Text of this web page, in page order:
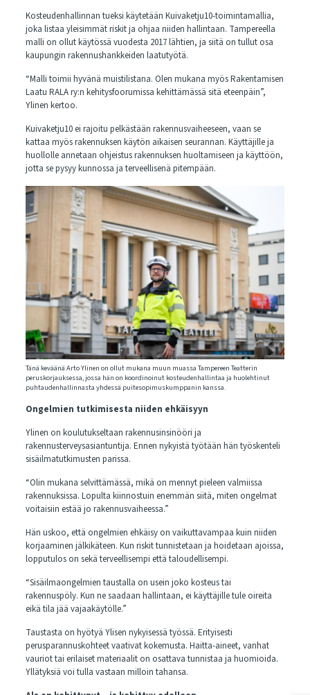
Kosteudenhallinnan tueksi käytetään Kuivaketju10-toimintamallia,
joka listaa yleisimmät riskit ja ohjaa niiden hallintaan. Tampereella
malli on ollut käytössä vuodesta 2017 lähtien, ja siitä on tullut osa
kaupungin rakennushankkeiden laatutyötä.
“Malli toimii hyvänä muistilistana. Olen mukana myös Rakentamisen
Laatu RALA ry:n kehitysfoorumissa kehittämässä sitä eteenpäin”,
Ylinen kertoo.
Kuivaketju10 ei rajoitu pelkästään rakennusvaiheeseen, vaan se
kattaa myös rakennuksen käytön aikaisen seurannan. Käyttäjille ja
huollolle annetaan ohjeistus rakennuksen huoltamiseen ja käyttöön,
jotta se pysyy kunnossa ja terveellisenä pitempään.
Tänä keväänä Arto Ylinen on ollut mukana muun muassa Tampereen Teatterin
peruskorjauksessa, jossa hän on koordinoinut kosteudenhallintaa ja huolehtinut
puhtaudenhallinnasta yhdessä puitesopimuskumppanin kanssa.
Ongelmien tutkimisesta niiden ehkäisyyn
Ylinen on koulutukseltaan rakennusinsinööri ja
rakennusterveysasiantuntija. Ennen nykyistä työtään hän työskenteli
sisäilmatutkimusten parissa.
“Olin mukana selvittämässä, mikä on mennyt pieleen valmiissa
rakennuksissa. Lopulta kiinnostuin enemmän siitä, miten ongelmat
voitaisiin estää jo rakennusvaiheessa.”
Hän uskoo, että ongelmien ehkäisy on vaikuttavampaa kuin niiden
korjaaminen jälkikäteen. Kun riskit tunnistetaan ja hoidetaan ajoissa,
lopputulos on sekä terveellisempi että taloudellisempi.
“Sisäilmaongelmien taustalla on usein joko kosteus tai
rakennuspöly. Kun ne saadaan hallintaan, ei käyttäjille tule oireita
eikä tila jää vajaakäytölle.”
Taustasta on hyötyä Ylisen nykyisessä työssä. Erityisesti
perusparannuskohteet vaativat kokemusta. Haitta-aineet, vanhat
vauriot tai erilaiset materiaalit on osattava tunnistaa ja huomioida.
Yllätyksiä voi tulla vastaan milloin tahansa.